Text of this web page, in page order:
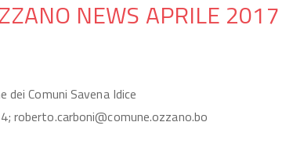
NEWS APRILE 2017
Comuni Savena Idice